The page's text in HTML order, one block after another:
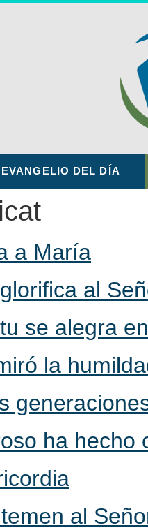
EVANGELIO DEL DÍA
a María
al
se alegra
la
ha hecho
al